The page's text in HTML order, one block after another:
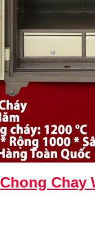
Chong Chay